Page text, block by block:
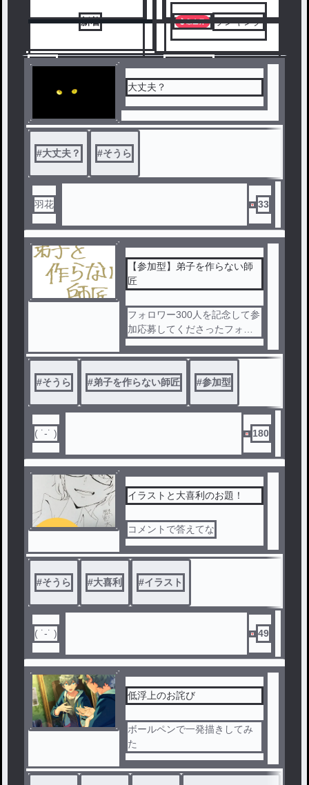
10
新着 ランキング
大丈夫？
#大丈夫？ #そうら
羽花 33
【参加型】弟子を作らない師
匠
フォロワー300人を記念して参
加応募してくださったフォロ
ワーの方全員参加！
ファンマをつけていることが
参加条件となります
#そうら #弟子を作らない師匠 #参加型
( ˙-˙ ) 180
イラストと大喜利のお題！
コメントで答えてな
#そうら #大喜利 #イラスト
( ˙-˙ ) 49
低浮上のお詫び
ボールペンで一発描きしてみ
た